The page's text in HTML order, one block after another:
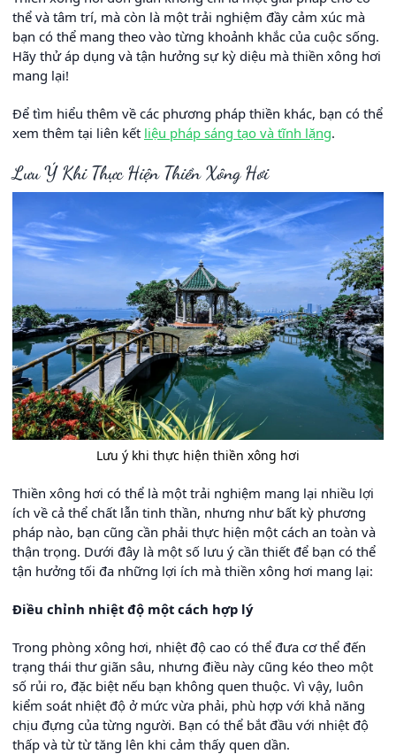
thể và tâm trí, mà còn là một trải nghiệm đầy cảm xúc mà
bạn có thể mang theo vào từng khoảnh khắc của cuộc sống.
Hãy thử áp dụng và tận hưởng sự kỳ diệu mà thiền xông hơi
mang lại!
Để tìm hiểu thêm về các phương pháp thiền khác, bạn có thể
xem thêm tại liên kết liệu pháp sáng tạo và tĩnh lặng.
Lưu Ý Khi Thực Hiện Thiền Xông Hơi
Lưu ý khi thực hiện thiền xông hơi
Thiền xông hơi có thể là một trải nghiệm mang lại nhiều lợi
ích về cả thể chất lẫn tinh thần, nhưng như bất kỳ phương
pháp nào, bạn cũng cần phải thực hiện một cách an toàn và
thận trọng. Dưới đây là một số lưu ý cần thiết để bạn có thể
tận hưởng tối đa những lợi ích mà thiền xông hơi mang lại:
Điều chỉnh nhiệt độ một cách hợp lý
Trong phòng xông hơi, nhiệt độ cao có thể đưa cơ thể đến
trạng thái thư giãn sâu, nhưng điều này cũng kéo theo một
số rủi ro, đặc biệt nếu bạn không quen thuộc. Vì vậy, luôn
kiểm soát nhiệt độ ở mức vừa phải, phù hợp với khả năng
chịu đựng của từng người. Bạn có thể bắt đầu với nhiệt độ
thấp và từ từ tăng lên khi cảm thấy quen dần.